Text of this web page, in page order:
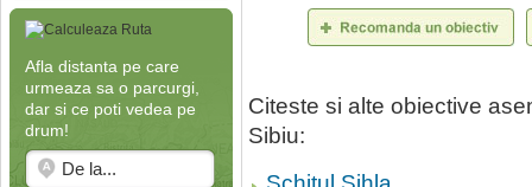
Afla distanta pe care
urmeaza sa o parcurgi,
dar si ce poti vedea pe
drum!
Citeste si alte obiective
Sibiu: